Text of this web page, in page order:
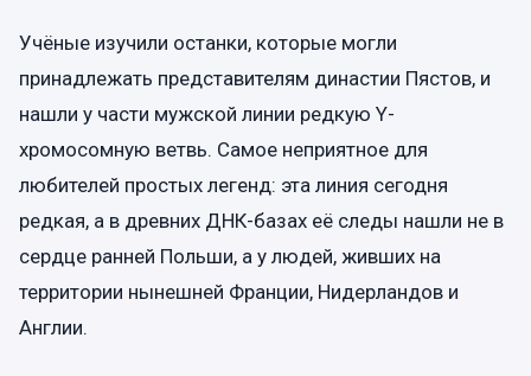
Учёные изучили останки, которые могли
принадлежать представителям династии Пястов, и
нашли у части мужской линии редкую Y-
хромосомную ветвь. Самое неприятное для
любителей простых легенд: эта линия сегодня
редкая, а в древних ДНК-базах её следы нашли не в
сердце ранней Польши, а у людей, живших на
территории нынешней Франции, Нидерландов и
Англии.